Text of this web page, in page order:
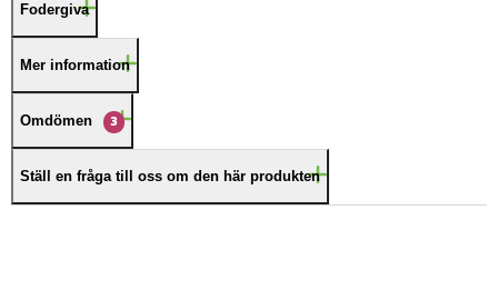
Fodergiva
Mer information
Omdömen 3
Ställ en fråga till oss om den här produkten